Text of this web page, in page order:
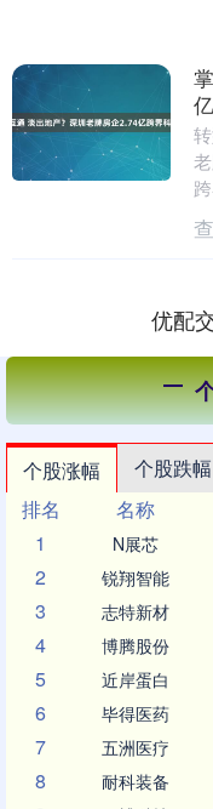
优配
个股涨幅 个股跌幅
排名
名称
1
N展芯
2 锐翔智能
3 志特新材
4 博腾股份
5 近岸蛋白
6 毕得医药
7 五洲医疗
8 耐科装备